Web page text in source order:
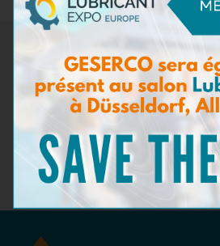
Ne manquez pas les dernières
Inscrivez-vous à notre
informations sur nos innovations en
l'état des lubrifiants, nos événements
d'experts sur la maintenance
l'industrie avec GESERCO !
Abonnez-vous à notre